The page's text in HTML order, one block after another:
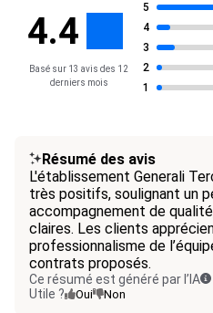
4.4
Basé sur 13 avis des 12
derniers mois
5
4
3
2
1
Résumé des avis
L'établissement Generali
très positifs, soulignant un
accompagnement de
claires. Les clients
professionnalisme de
contrats proposés.
Ce résumé est généré par l’IA
Utile ?
Oui Non